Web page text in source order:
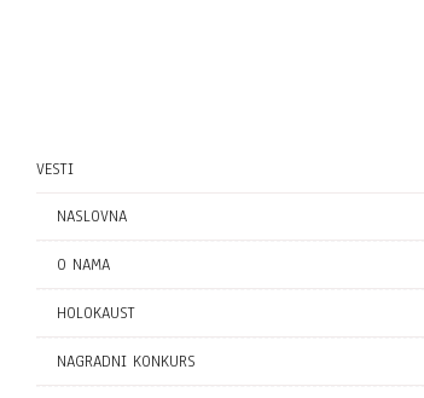
VESTI
NASLOVNA
O NAMA
HOLOKAUST
NAGRADNI KONKURS